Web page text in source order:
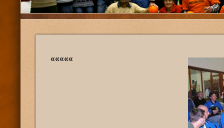
«««««